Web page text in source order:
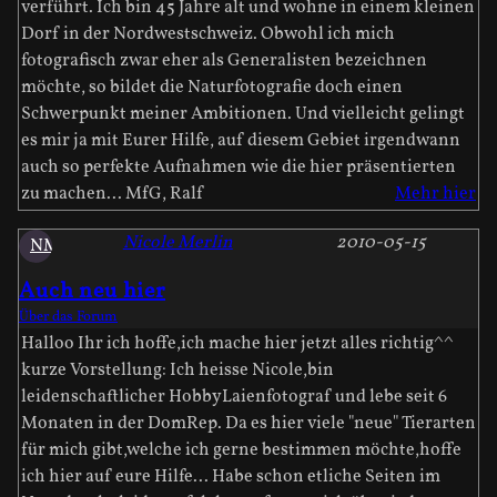
verführt. Ich bin 45 Jahre alt und wohne in einem kleinen
Dorf in der Nordwestschweiz. Obwohl ich mich
fotografisch zwar eher als Generalisten bezeichnen
möchte, so bildet die Naturfotografie doch einen
Schwerpunkt meiner Ambitionen. Und vielleicht gelingt
es mir ja mit Eurer Hilfe, auf diesem Gebiet irgendwann
auch so perfekte Aufnahmen wie die hier präsentierten
zu machen... MfG, Ralf
Mehr hier
NM
Auch neu hier
2010-05-15
Nicole Merlin
Über das Forum
Halloo Ihr ich hoffe,ich mache hier jetzt alles richtig^^
kurze Vorstellung: Ich heisse Nicole,bin
leidenschaftlicher HobbyLaienfotograf und lebe seit 6
Monaten in der DomRep. Da es hier viele "neue" Tierarten
für mich gibt,welche ich gerne bestimmen möchte,hoffe
ich hier auf eure Hilfe... Habe schon etliche Seiten im